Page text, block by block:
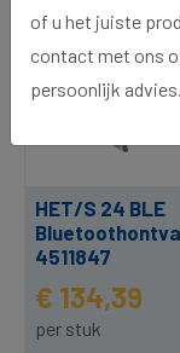
HET/S 24 BLE
4511847
€ 134,39
per stuk
of u het juiste
contact met ons
persoonlijk advies.